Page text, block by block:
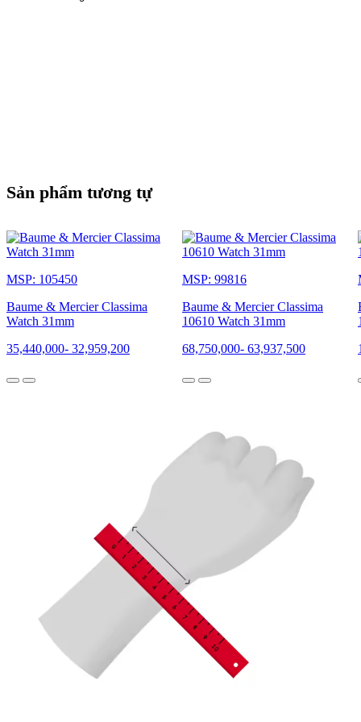
Sản phẩm tương tự
MSP: 105450
Baume & Mercier Classima
Watch 31mm
35,440,000- 32,959,200
MSP: 99816
Baume & Mercier Classima
10610 Watch 31mm
68,750,000- 63,937,500